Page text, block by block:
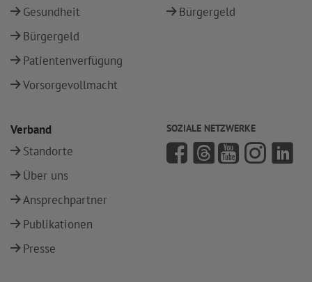
Gesundheit
Bürgergeld
Patientenverfügung
Vorsorgevollmacht
Bürgergeld
Verband
Standorte
Über uns
Ansprechpartner
Publikationen
Presse
SOZIALE NETZWERKE